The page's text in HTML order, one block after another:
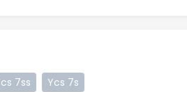
7ss Ycs 7s